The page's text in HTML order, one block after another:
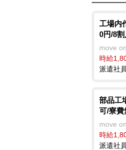
工場内
0円/8
move
時給
派遣社
部品工
可/寮費
move
時給
派遣社